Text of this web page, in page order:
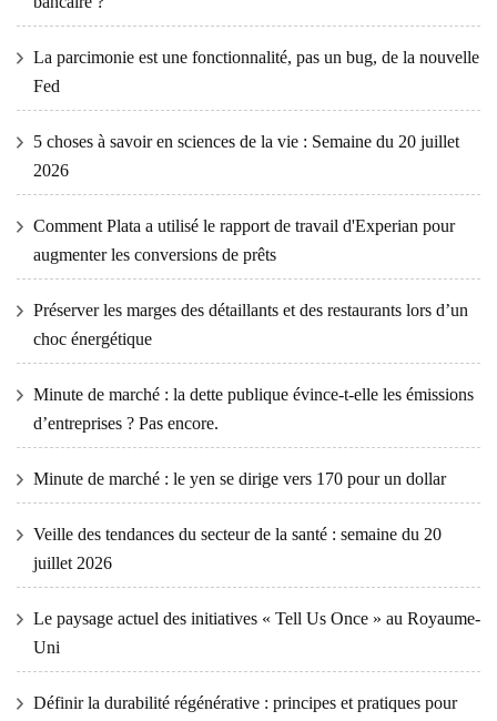
La parcimonie est une fonctionnalité, pas un bug, de la nouvelle
Fed
5 choses à savoir en sciences de la vie : Semaine du 20 juillet
2026
Comment Plata a utilisé le rapport de travail d'Experian pour
augmenter les conversions de prêts
Préserver les marges des détaillants et des restaurants lors d’un
choc énergétique
Minute de marché : la dette publique évince-t-elle les émissions
d’entreprises ? Pas encore.
Minute de marché : le yen se dirige vers 170 pour un dollar
Veille des tendances du secteur de la santé : semaine du 20
juillet 2026
Le paysage actuel des initiatives « Tell Us Once » au Royaume-
Uni
Définir la durabilité régénérative : principes et pratiques pour